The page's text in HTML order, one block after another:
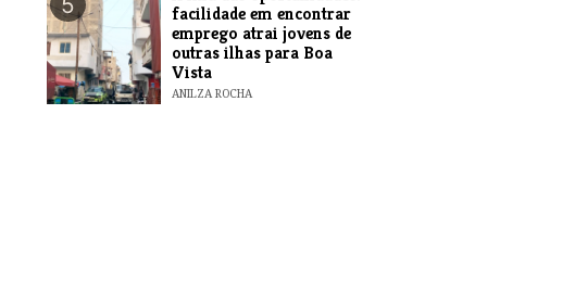
facilidade em encontrar
emprego atrai jovens de
outras ilhas para Boa
Vista
ANILZA ROCHA